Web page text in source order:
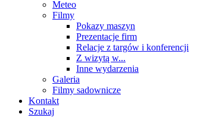
Meteo
Filmy
Pokazy maszyn
Prezentacje firm
Relacje z targów i konferencji
Z wizytą w...
Inne wydarzenia
Galeria
Filmy sadownicze
Kontakt
Szukaj